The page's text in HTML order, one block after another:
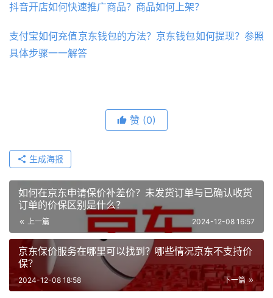
抖音开店如何快速推广商品？商品如何上架？
支付宝如何充值京东钱包的方法？京东钱包如何提现？参照
具体步骤一一解答
赞 (0)
生成海报
如何在京东申请保价补差价？未发货订单与已确认收货
订单的价保区别是什么？
上一篇 2024-12-08 16:57
京东保价服务在哪里可以找到？哪些情况京东不支持价
保？
下一篇
2024-12-08 18:58